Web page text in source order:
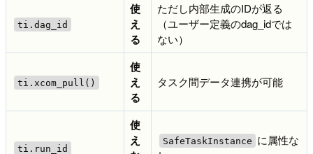
ti.dag_id
使
え
る
ただし内部生成のIDが返る
（ユーザー定義のdag_idでは
ない）
ti.xcom_pull()
使
え
る
タスク間データ連携が可能
ti.run_id
使
え
SafeTaskInstance に属性な